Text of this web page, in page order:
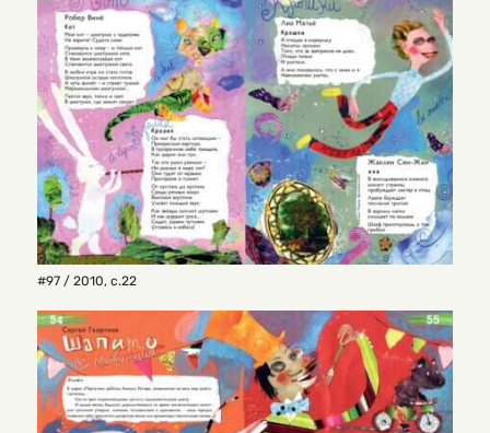
#97 / 2010, с.22